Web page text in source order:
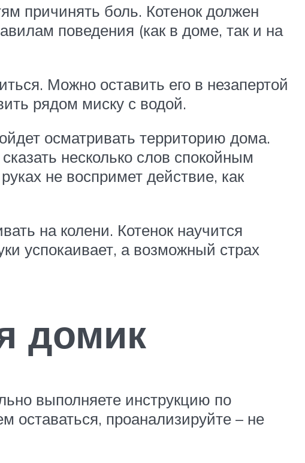
причинять боль. Котенок должен
поведения (как в доме, так и на
Можно оставить его в незапертой
рядом миску с водой.
осматривать территорию дома.
несколько слов спокойным
не воспримет действие, как
на колени. Котенок научится
успокаивает, а возможный страх
домик
выполняете инструкцию по
оставаться, проанализируйте – не